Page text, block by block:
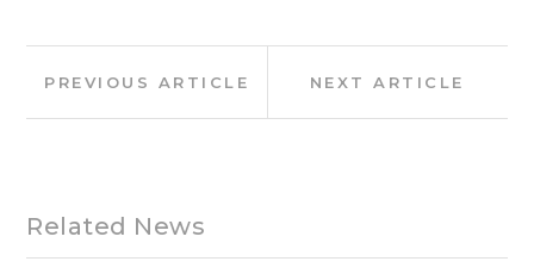
navigation
PREVIOUS ARTICLE NEXT ARTICLE
Related News